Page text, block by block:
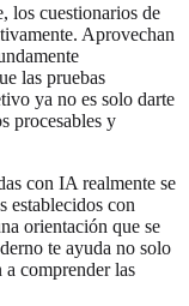
los cuestionarios de
Aprovechan
las pruebas
ya no es solo darte
procesables y
con IA realmente se
establecidos con
orientación que se
te ayuda no solo
a comprender las